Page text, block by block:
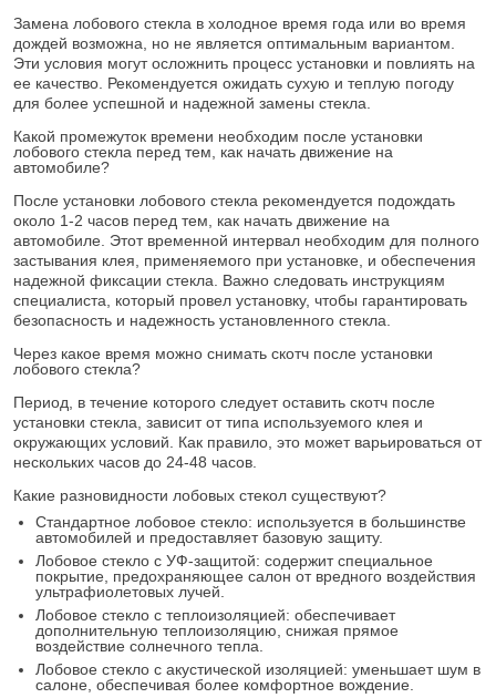
Замена лобового стекла в холодное время года или во время
дождей возможна, но не является оптимальным вариантом.
Эти условия могут осложнить процесс установки и повлиять на
ее качество. Рекомендуется ожидать сухую и теплую погоду
для более успешной и надежной замены стекла.
Какой промежуток времени необходим после установки
лобового стекла перед тем, как начать движение на
автомобиле?
После установки лобового стекла рекомендуется подождать
около 1-2 часов перед тем, как начать движение на
автомобиле. Этот временной интервал необходим для полного
застывания клея, применяемого при установке, и обеспечения
надежной фиксации стекла. Важно следовать инструкциям
специалиста, который провел установку, чтобы гарантировать
безопасность и надежность установленного стекла.
Через какое время можно снимать скотч после установки
лобового стекла?
Период, в течение которого следует оставить скотч после
установки стекла, зависит от типа используемого клея и
окружающих условий. Как правило, это может варьироваться от
нескольких часов до 24-48 часов.
Какие разновидности лобовых стекол существуют?
Стандартное лобовое стекло: используется в большинстве
автомобилей и предоставляет базовую защиту.
Лобовое стекло с УФ-защитой: содержит специальное
покрытие, предохраняющее салон от вредного воздействия
ультрафиолетовых лучей.
Лобовое стекло с теплоизоляцией: обеспечивает
дополнительную теплоизоляцию, снижая прямое
воздействие солнечного тепла.
Лобовое стекло с акустической изоляцией: уменьшает шум в
салоне, обеспечивая более комфортное вождение.